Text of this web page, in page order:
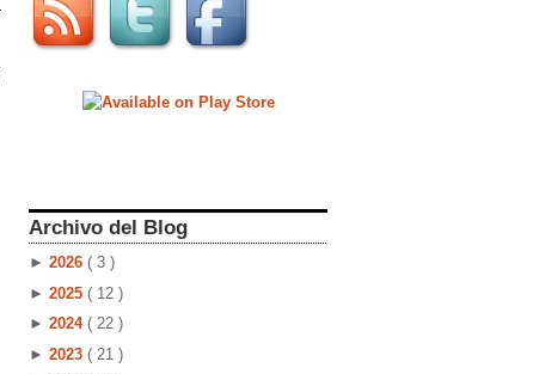
Archivo del Blog
► 2026 ( 3 )
► 2025 ( 12 )
► 2024 ( 22 )
► 2023 ( 21 )